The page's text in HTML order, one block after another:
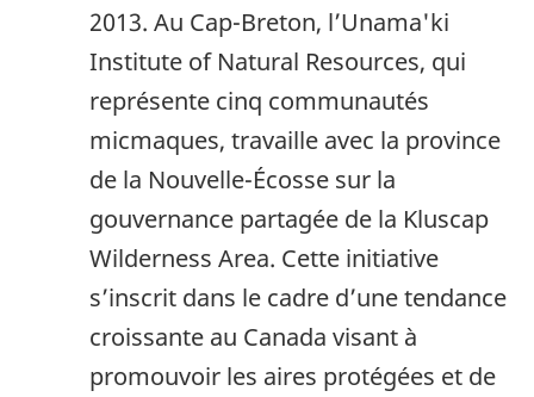
2013. Au Cap-Breton, l’Unama'ki
Institute of Natural Resources, qui
représente cinq communautés
micmaques, travaille avec la province
de la Nouvelle-Écosse sur la
gouvernance partagée de la Kluscap
Wilderness Area. Cette initiative
s’inscrit dans le cadre d’une tendance
croissante au Canada visant à
promouvoir les aires protégées et de